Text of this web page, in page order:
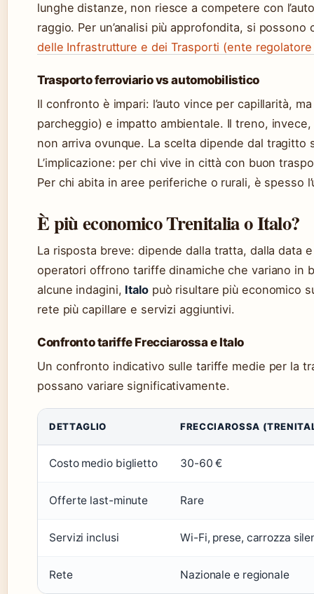
lunghe distanze, non riesce a competere con
raggio. Per un’analisi più approfondita, si
delle Infrastrutture e dei Trasporti (ente
Trasporto ferroviario vs automobilistico
Il confronto è impari: l’auto vince per capillarità,
parcheggio) e impatto ambientale. Il treno,
non arriva ovunque. La scelta dipende dal
L’implicazione: per chi vive in città con buon
Per chi abita in aree periferiche o rurali, è spesso
È più economico Trenitalia o Italo?
La risposta breve: dipende dalla tratta, dalla data
operatori offrono tariffe dinamiche che variano in
alcune indagini, Italopuò risultare più economico
rete più capillare e servizi aggiuntivi.
Confronto tariffe Frecciarossa e Italo
Un confronto indicativo sulle tariffe medie per la
possano variare significativamente.
DETTAGLIO FRECCIAROSSA
Costo medio biglietto 30-60 €
Offerte last-minute Rare
Servizi inclusi Wi-Fi, prese, carrozza
Rete Nazionale e regionale